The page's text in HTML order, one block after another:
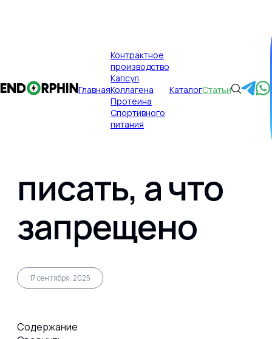
Главная
Контрактное
производство
Капсул
Коллагена
Протеина
Спортивного
питания
КаталогСтатьи
Главная
Контрактное производство
Публикации
Реклама БАД:
писать, а что
запрещено
17 сентября, 2025
Содержание